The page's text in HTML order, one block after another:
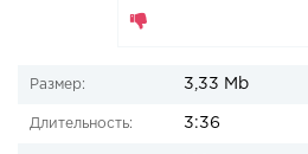
Размер: 3,33 Mb
Длительность: 3:36